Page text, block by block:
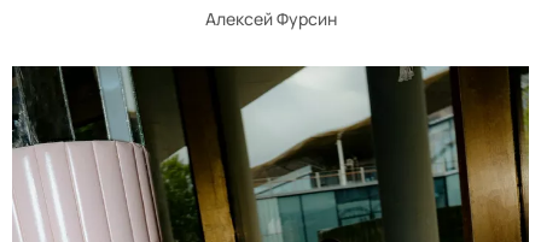
Алексей Фурсин